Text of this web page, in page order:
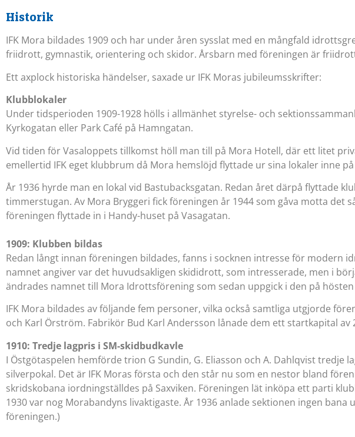
Historik
IFK Mora bildades 1909 och har under åren sysslat med en mångfald
friidrott, gymnastik, orientering och skidor. Årsbarn med föreningen är
Ett axplock historiska händelser, saxade ur IFK Moras jubileumsskrifter:
Klubblokaler
Under tidsperioden 1909-1928 hölls i allmänhet styrelse- och
Kyrkogatan eller Park Café på Hamngatan.
Vid tiden för Vasaloppets tillkomst höll man till på Mora Hotell, där ett litet
emellertid IFK eget klubbrum då Mora hemslöjd flyttade ur sina lokaler inne
År 1936 hyrde man en lokal vid Bastubacksgatan. Redan året därpå flyttade
timmerstugan. Av Mora Bryggeri fick föreningen år 1944 som gåva motta det
föreningen flyttade in i Handy-huset på Vasagatan.
1909: Klubben bildas
Redan långt innan föreningen bildades, fanns i socknen intresse för modern
namnet angiver var det huvudsakligen skididrott, som intresserade, men i
ändrades namnet till Mora Idrottsförening som sedan uppgick i den på
IFK Mora bildades av följande fem personer, vilka också samtliga utgjorde
och Karl Örström. Fabrikör Bud Karl Andersson lånade dem ett startkapital
1910: Tredje lagpris i SM-skidbudkavle
I Östgötaspelen hemförde trion G Sundin, G. Eliasson och A. Dahlqvist
silverpokal. Det är IFK Moras första och den står nu som en nestor bland
skridskobana iordningställdes på Saxviken. Föreningen lät inköpa ett parti
1930 var nog Morabandyns livaktigaste. År 1936 anlade sektionen ingen
föreningen.)